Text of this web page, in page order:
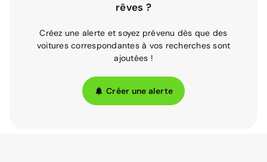
rêves ?
Créez une alerte et soyez prévenu dès que des
voitures correspondantes à vos recherches sont
ajoutées !
Créer une alerte